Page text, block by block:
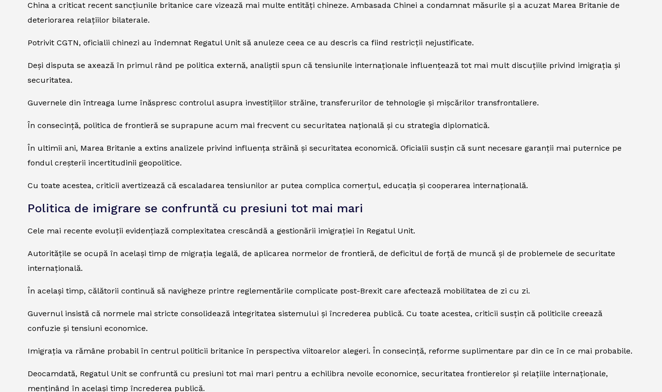
China a criticat recent sancțiunile britanice care vizează mai multe entități chineze. Ambasada Chinei a condamnat măsurile și a acuzat Marea Britanie de
deteriorarea relațiilor bilaterale.
Potrivit CGTN, oficialii chinezi au îndemnat Regatul Unit să anuleze ceea ce au descris ca fiind restricții nejustificate.
Deși disputa se axează în primul rând pe politica externă, analiștii spun că tensiunile internaționale influențează tot mai mult discuțiile privind imigrația și
securitatea.
Guvernele din întreaga lume înăspresc controlul asupra investițiilor străine, transferurilor de tehnologie și mișcărilor transfrontaliere.
În consecință, politica de frontieră se suprapune acum mai frecvent cu securitatea națională și cu strategia diplomatică.
În ultimii ani, Marea Britanie a extins analizele privind influența străină și securitatea economică. Oficialii susțin că sunt necesare garanții mai puternice pe
fondul creșterii incertitudinii geopolitice.
Cu toate acestea, criticii avertizează că escaladarea tensiunilor ar putea complica comerțul, educația și cooperarea internațională.
Politica de imigrare se confruntă cu presiuni tot mai mari
Cele mai recente evoluții evidențiază complexitatea crescândă a gestionării imigrației în Regatul Unit.
Autoritățile se ocupă în același timp de migrația legală, de aplicarea normelor de frontieră, de deficitul de forță de muncă și de problemele de securitate
internațională.
În același timp, călătorii continuă să navigheze printre reglementările complicate post-Brexit care afectează mobilitatea de zi cu zi.
Guvernul insistă că normele mai stricte consolidează integritatea sistemului și încrederea publică. Cu toate acestea, criticii susțin că politicile creează
confuzie și tensiuni economice.
Imigrația va rămâne probabil în centrul politicii britanice în perspectiva viitoarelor alegeri. În consecință, reforme suplimentare par din ce în ce mai probabile.
Deocamdată, Regatul Unit se confruntă cu presiuni tot mai mari pentru a echilibra nevoile economice, securitatea frontierelor și relațiile internaționale,
menținând în același timp încrederea publică.